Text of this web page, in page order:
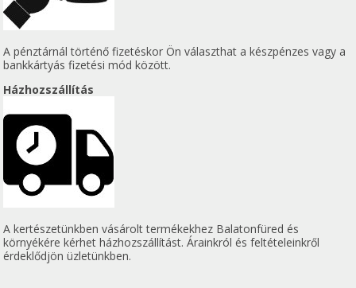
A pénztárnál történő fizetéskor Ön választhat a készpénzes vagy a
bankkártyás fizetési mód között.
Házhozszállítás
A kertészetünkben vásárolt termékekhez Balatonfüred és
környékére kérhet házhozszállítást. Árainkról és feltételeinkről
érdeklődjön üzletünkben.